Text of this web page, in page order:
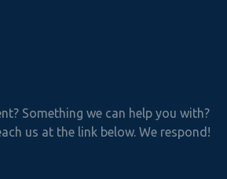
Paper
Something we can help you with?
us at the link below. We respond!